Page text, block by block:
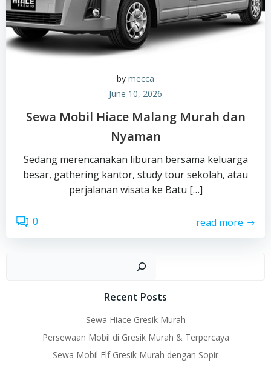
by mecca
June 10, 2026
Sewa Mobil Hiace Malang Murah dan
Nyaman
Sedang merencanakan liburan bersama keluarga
besar, gathering kantor, study tour sekolah, atau
perjalanan wisata ke Batu […]
0 read more
Recent Posts
Sewa Hiace Gresik Murah
Persewaan Mobil di Gresik Murah & Terpercaya
Sewa Mobil Elf Gresik Murah dengan Sopir